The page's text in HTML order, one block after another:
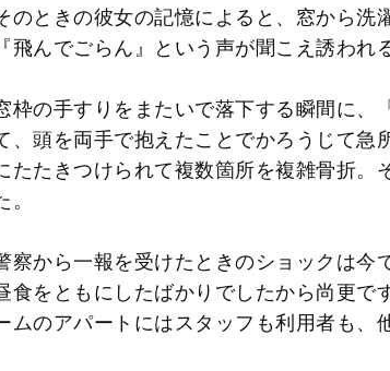
のときの彼女の記憶によると、窓から洗
『飛んでごらん』という声が聞こえ誘われ
枠の手すりをまたいで落下する瞬間に、
、頭を両手で抱えたことでかろうじて急
たたきつけられて複数箇所を複雑骨折。
。
察から一報を受けたときのショックは今
食をともにしたばかりでしたから尚更で
ムのアパートにはスタッフも利用者も、